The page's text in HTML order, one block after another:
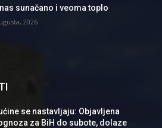
sunačano i veoma toplo
2026
se nastavljaju: Objavljena
za BiH do subote, dolaze